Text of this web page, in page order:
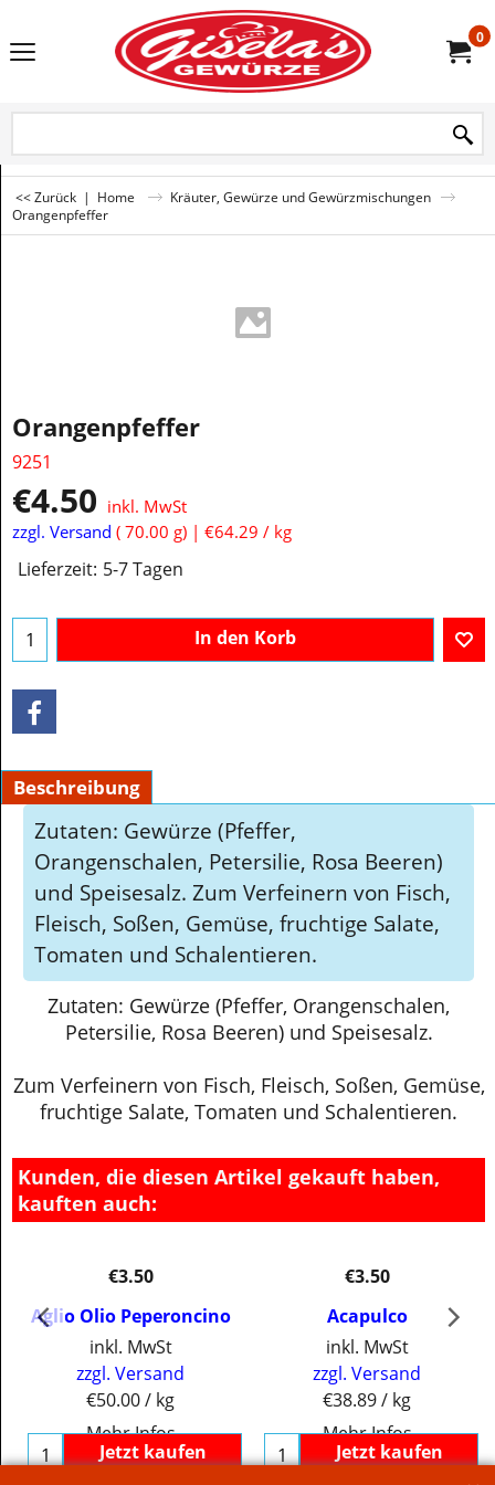
0
<< Zurück | Home
Kräuter, Gewürze und Gewürzmischungen
Orangenpfeffer
Orangenpfeffer
9251
€4.50 inkl. MwSt
zzgl. Versand
70.00 g €64.29 / kg
Lieferzeit: 5-7 Tagen
In den Korb
Beschreibung
Zutaten: Gewürze (Pfeffer,
Orangenschalen, Petersilie, Rosa Beeren)
und Speisesalz. Zum Verfeinern von Fisch,
Fleisch, Soßen, Gemüse, fruchtige Salate,
Tomaten und Schalentieren.
Zutaten: Gewürze (Pfeffer, Orangenschalen,
Petersilie, Rosa Beeren) und Speisesalz.
Zum Verfeinern von Fisch, Fleisch, Soßen, Gemüse,
fruchtige Salate, Tomaten und Schalentieren.
Kunden, die diesen Artikel gekauft haben,
kauften auch:
€3.50
Aglio Olio Peperoncino
inkl. MwSt
zzgl. Versand
€50.00/ kg
Mehr Infos
Jetzt kaufen
€3.50
Acapulco
inkl. MwSt
zzgl. Versand
€38.89/ kg
Mehr Infos
Jetzt kaufen